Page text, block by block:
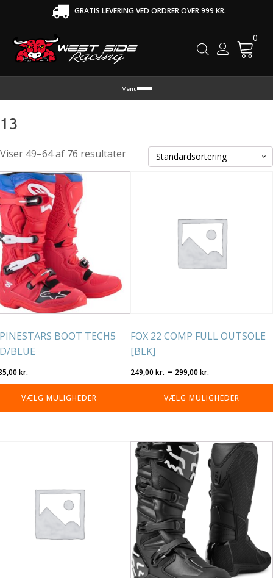
GRATIS LEVERING VED ORDRER OVER 999 KR.
0
Menu
13
Viser 49–64 af 76 resultater
BOOT TECH5
BLUE
kr.
VÆLG MULIGHEDER
FOX 22 COMP FULL OUTSOLE
[BLK]
249,00kr. – 299,00kr.
249,00 kr.
til
299,00 kr.
VÆLG MULIGHEDER
varesiden
Dette
vare
har
flere
varianter.
Mulighederne
kan
vælges
på